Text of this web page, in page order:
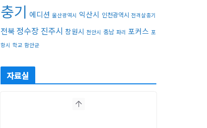
충기 에디션 울산광역시 익산시 인천광역시 전격살충기
전북 정수장 진주시 창원시 천안시 충남 파리 포커스 포
항시 학교 함안군
자료실